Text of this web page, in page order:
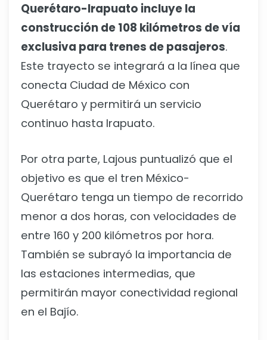
Querétaro-Irapuato incluye la
construcción de 108 kilómetros de vía
exclusiva para trenes de pasajeros.
Este trayecto se integrará a la línea que
conecta Ciudad de México con
Querétaro y permitirá un servicio
continuo hasta Irapuato.
Por otra parte, Lajous puntualizó que el
objetivo es que el tren México-
Querétaro tenga un tiempo de recorrido
menor a dos horas, con velocidades de
entre 160 y 200 kilómetros por hora.
También se subrayó la importancia de
las estaciones intermedias, que
permitirán mayor conectividad regional
en el Bajío.